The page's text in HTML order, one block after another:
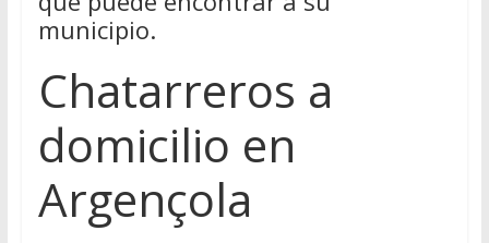
municipio.
Chatarreros a
domicilio en
Argençola